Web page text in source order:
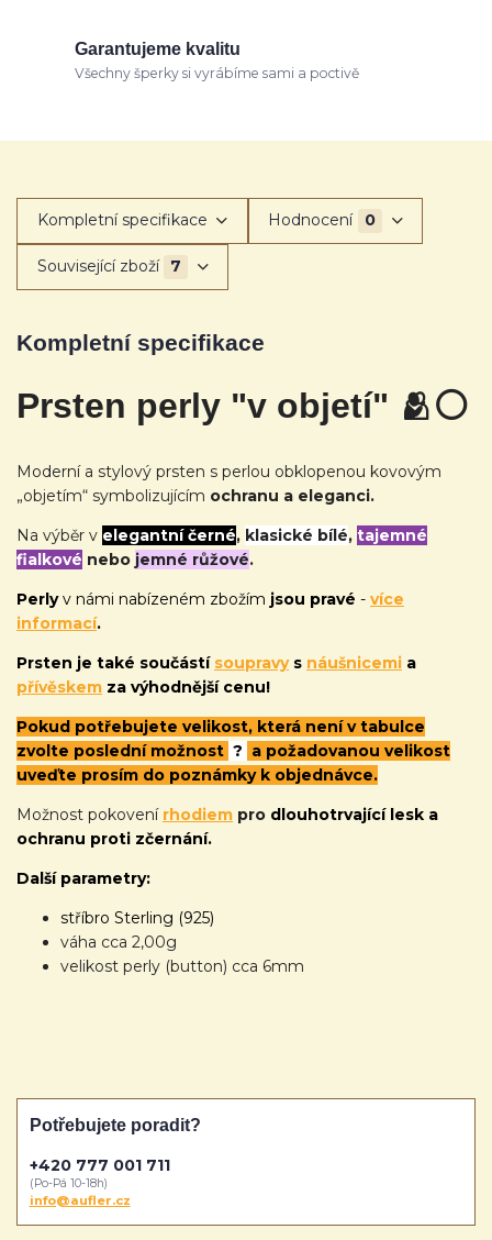
Garantujeme kvalitu
Všechny šperky si vyrábíme sami a poctivě
Kompletní specifikace Hodnocení 0
Související zboží 7
Kompletní specifikace
Prsten perly "v objetí" 🫂⚪
Moderní a stylový prsten s perlou obklopenou kovovým
„objetím“ symbolizujícím ochranu a eleganci.
Na výběr v elegantní černé, klasické bílé, tajemné
fialkové nebo jemné růžové.
Perlyv námi nabízeném zbožím jsou pravé - více
informací.
Prsten je také součástí soupravys náušnicemi a
přívěskem za výhodnější cenu!
Pokud potřebujete velikost, která není v tabulce
zvolte poslední možnost ? a požadovanou velikost
uveďte prosím do poznámky k objednávce.
Možnost pokovení rhodiem pro dlouhotrvající lesk a
ochranu proti zčernání.
Další parametry:
stříbro Sterling (925)
váha cca 2,00g
velikost perly (button) cca 6mm
Potřebujete poradit?
+420 777 001 711
(Po-Pá 10-18h)
info@aufler.cz